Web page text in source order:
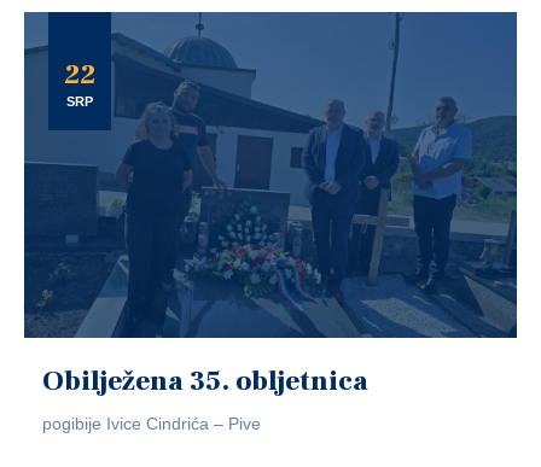
22
SRP
Obilježena 35. obljetnica
pogibije Ivice Cindrića – Pive